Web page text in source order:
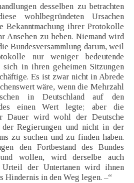
desselben zu betrachten
wohlbegründeten Ursachen
Bekanntmachung ihrer Protokolle
Ansehen zu heben. Niemand wird
Bundesversammlung darum, weil
nur weniger bedeutende
sich in ihren geheimen Sitzungen
Es ist zwar nicht in Abrede
wäre, wenn die Mehrzahl
in Deutschland auf den
einen Wert legte; aber die
Dauer wird wohl der Deutsche
Regierungen und nicht in der
zu suchen und zu finden haben.
den Fortbestand des Bundes
wollen, wird derselbe auch
Urteil der Untertanen wird ihnen
Hindernis in den Weg legen. –“